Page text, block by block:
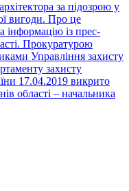
за підозрою у
вигоди. Про це
інформацію із прес-
Прокуратурою
Управління захисту
захисту
17.04.2019 викрито
області – начальника